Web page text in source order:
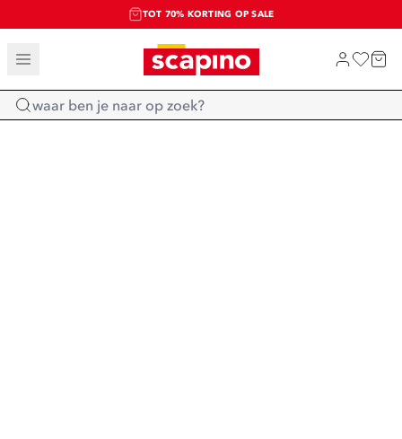
TOT 70% KORTING OP SALE
SALE: LAATSTE KANS!
SHOP NIEUW
Home